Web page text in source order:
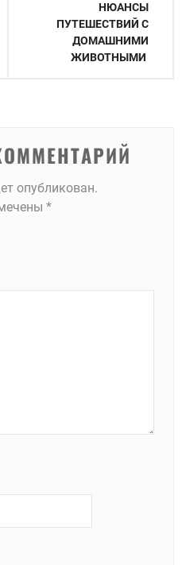
НЮАНСЫ
ПУТЕШЕСТВИЙ С
ДОМАШНИМИ
ЖИВОТНЫМИ
опубликован.
*